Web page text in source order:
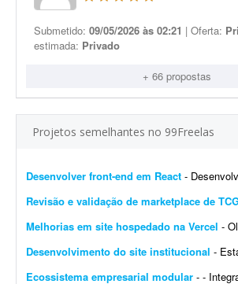
Submetido: 09/05/2026 às 02:21 | Oferta:
estimada: Privado
+ 66 propostas
Projetos semelhantes no 99Freelas
Desenvolver front-end em React - Desenvolvedor frontend React com Tailwind CSS. Experiência
Revisão e validação de marketplace de
Melhorias em site hospedado na Vercel - Olá, venho em busca
Desenvolvimento do site institucional - Estamos buscando um web designer/
Ecossistema empresarial modular - - Integrações - Automações - Configuração